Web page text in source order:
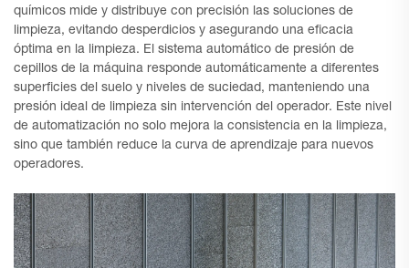
químicos mide y distribuye con precisión las soluciones de
limpieza, evitando desperdicios y asegurando una eficacia
óptima en la limpieza. El sistema automático de presión de
cepillos de la máquina responde automáticamente a diferentes
superficies del suelo y niveles de suciedad, manteniendo una
presión ideal de limpieza sin intervención del operador. Este nivel
de automatización no solo mejora la consistencia en la limpieza,
sino que también reduce la curva de aprendizaje para nuevos
operadores.